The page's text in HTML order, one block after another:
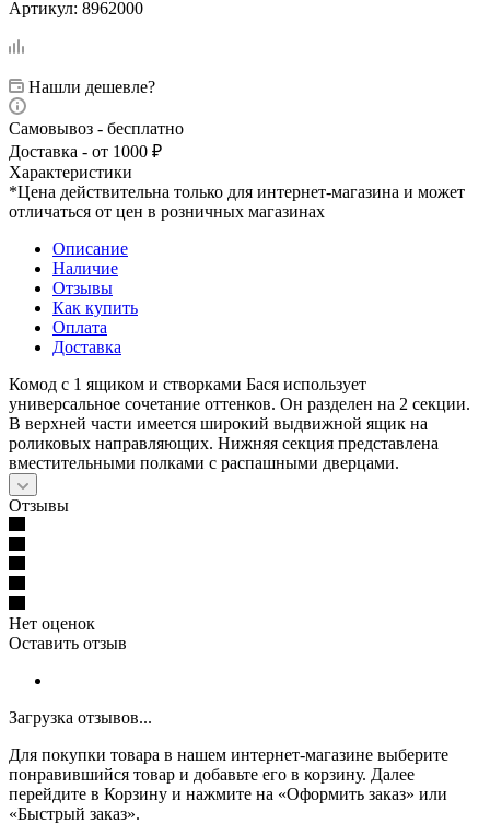
Артикул: 8962000
Нашли дешевле?
Самовывоз - бесплатно
Доставка - от 1000 ₽
Характеристики
*Цена действительна только для интернет-магазина и может
отличаться от цен в розничных магазинах
Описание
Наличие
Отзывы
Как купить
Оплата
Доставка
Комод с 1 ящиком и створками Бася использует
универсальное сочетание оттенков. Он разделен на 2 секции.
В верхней части имеется широкий выдвижной ящик на
роликовых направляющих. Нижняя секция представлена
вместительными полками с распашными дверцами.
Отзывы
Нет оценок
Оставить отзыв
Загрузка отзывов...
Для покупки товара в нашем интернет-магазине выберите
понравившийся товар и добавьте его в корзину. Далее
перейдите в Корзину и нажмите на «Оформить заказ» или
«Быстрый заказ».